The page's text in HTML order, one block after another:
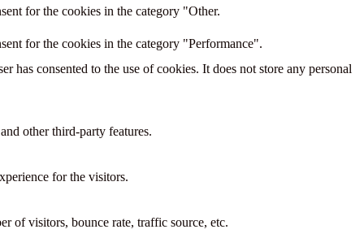
for the cookies in the category "Other.
for the cookies in the category "Performance".
has consented to the use of cookies. It does not store any personal
other third-party features.
for the visitors.
of visitors, bounce rate, traffic source, etc.